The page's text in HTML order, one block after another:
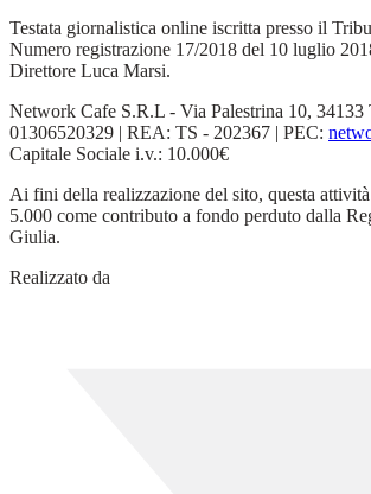
Testata giornalistica online iscritta presso il
Numero registrazione 17/2018 del 10 luglio
Direttore Luca Marsi.
Network Cafe S.R.L - Via Palestrina 10, 34133
01306520329 | REA: TS - 202367 | PEC:
Capitale Sociale i.v.: 10.000€
Ai fini della realizzazione del sito, questa
5.000 come contributo a fondo perduto dalla
Giulia.
Realizzato da